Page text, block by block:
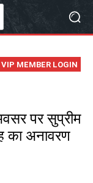
VIP MEMBER LOGIN
पर सुप्रीम
का अनावरण